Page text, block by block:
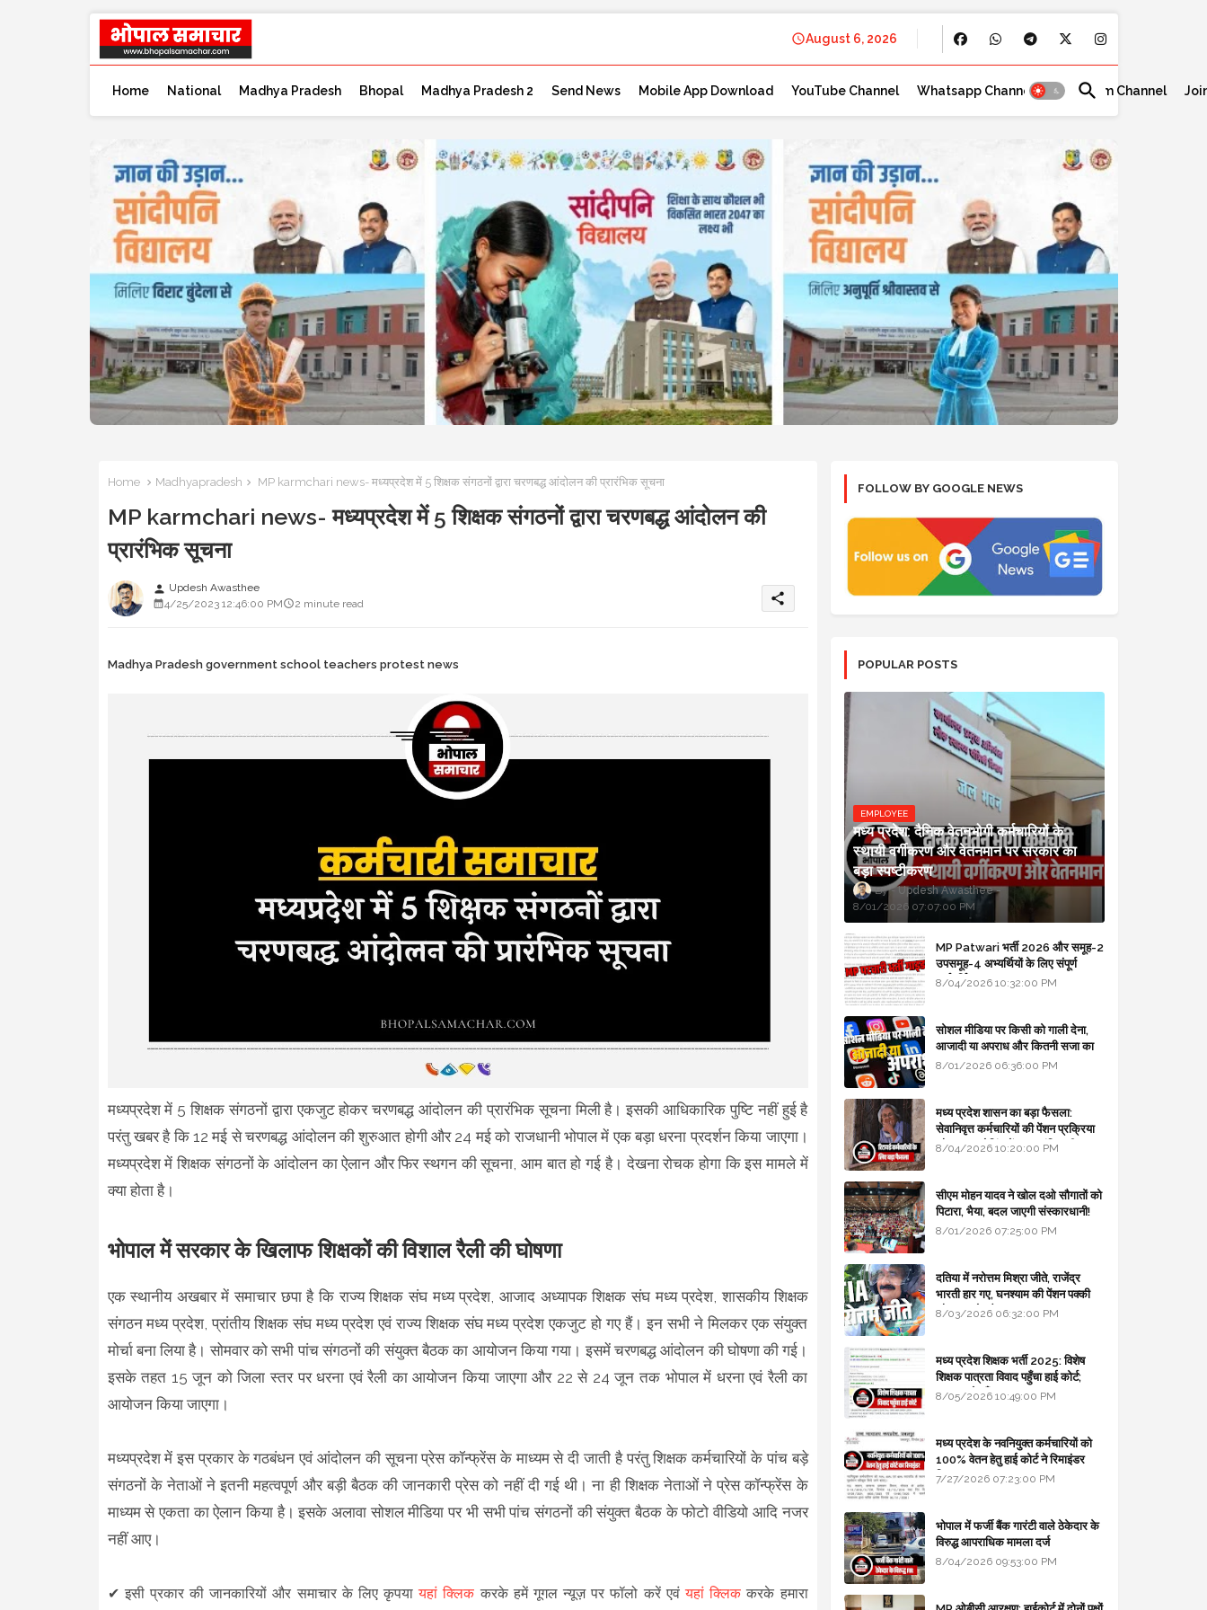
August 6, 2026
Home National Madhya Pradesh Bhopal Madhya Pradesh 2 Send News Mobile App Download YouTube Channel Whatsapp Channel Telegram Channel
Home Madhyapradesh MP karmchari news- मध्यप्रदेश में 5 शिक्षक संगठनों द्वारा चरणबद्ध आंदोलन की प्रारंभिक सूचना
MP karmchari news- मध्यप्रदेश में 5 शिक्षक संगठनों द्वारा चरणबद्ध आंदोलन की
प्रारंभिक सूचना
person Updesh Awasthee
4/25/2023 12:46:00 PM
2 minute read share
Madhya Pradesh government school teachers protest news
मध्यप्रदेश में 5 शिक्षक संगठनों द्वारा एकजुट होकर चरणबद्ध आंदोलन की प्रारंभिक सूचना मिली है। इसकी आधिकारिक पुष्टि नहीं हुई है
परंतु खबर है कि 12 मई से चरणबद्ध आंदोलन की शुरुआत होगी और 24 मई को राजधानी भोपाल में एक बड़ा धरना प्रदर्शन किया जाएगा।
मध्यप्रदेश में शिक्षक संगठनों के आंदोलन का ऐलान और फिर स्थगन की सूचना, आम बात हो गई है। देखना रोचक होगा कि इस मामले में
क्या होता है।
भोपाल में सरकार के खिलाफ शिक्षकों की विशाल रैली की घोषणा
एक स्थानीय अखबार में समाचार छपा है कि राज्य शिक्षक संघ मध्य प्रदेश, आजाद अध्यापक शिक्षक संघ मध्य प्रदेश, शासकीय शिक्षक
संगठन मध्य प्रदेश, प्रांतीय शिक्षक संघ मध्य प्रदेश एवं राज्य शिक्षक संघ मध्य प्रदेश एकजुट हो गए हैं। इन सभी ने मिलकर एक संयुक्त
मोर्चा बना लिया है। सोमवार को सभी पांच संगठनों की संयुक्त बैठक का आयोजन किया गया। इसमें चरणबद्ध आंदोलन की घोषणा की गई।
इसके तहत 15 जून को जिला स्तर पर धरना एवं रैली का आयोजन किया जाएगा और 22 से 24 जून तक भोपाल में धरना एवं रैली का
आयोजन किया जाएगा।
मध्यप्रदेश में इस प्रकार के गठबंधन एवं आंदोलन की सूचना प्रेस कॉन्फ्रेंस के माध्यम से दी जाती है परंतु शिक्षक कर्मचारियों के पांच बड़े
संगठनों के नेताओं ने इतनी महत्वपूर्ण और बड़ी बैठक की जानकारी प्रेस को नहीं दी गई थी। ना ही शिक्षक नेताओं ने प्रेस कॉन्फ्रेंस के
माध्यम से एकता का ऐलान किया है। इसके अलावा सोशल मीडिया पर भी सभी पांच संगठनों की संयुक्त बैठक के फोटो वीडियो आदि नजर
नहीं आए।
✔ इसी प्रकार की जानकारियों और समाचार के लिए कृपयायहां क्लिक करके हमें गूगल न्यूज़ पर फॉलो करें एवंयहां क्लिक करके हमारा
FOLLOW BY GOOGLE NEWS
POPULAR POSTS
EMPLOYEE
मध्य प्रदेश: दैनिक वेतनभोगी कर्मचारियों के
स्थायी वर्गीकरण और वेतनमान पर सरकार का
बड़ा स्पष्टीकरण
Updesh Awasthee
8/01/2026 07:07:00 PM
MP Patwari भर्ती 2026 और समूह-2
उपसमूह-4 अभ्यर्थियों के लिए संपूर्ण
मार्गदर्शिका
8/04/2026 10:32:00 PM
सोशल मीडिया पर किसी को गाली देना,
आजादी या अपराध और कितनी सजा का
प्रावधान - free legal advice
8/01/2026 06:36:00 PM
मध्य प्रदेश शासन का बड़ा फैसला:
सेवानिवृत्त कर्मचारियों की पेंशन प्रक्रिया
और बजट कोडिंग में हुए क्रांतिकारी
8/04/2026 10:20:00 PM
सीएम मोहन यादव ने खोल दओ सौगातों को
पिटारा, भैया, बदल जाएगी संस्कारधानी!
8/01/2026 07:25:00 PM
दतिया में नरोत्तम मिश्रा जीते, राजेंद्र
भारती हार गए, घनश्याम की पेंशन पक्की
और आशुतोष बैक टू...
8/03/2026 06:32:00 PM
मध्य प्रदेश शिक्षक भर्ती 2025: विशेष
शिक्षक पात्रता विवाद पहुँचा हाई कोर्ट;
सरकार से माँगा जवाब
8/05/2026 10:49:00 PM
मध्य प्रदेश के नवनियुक्त कर्मचारियों को
100% वेतन हेतु हाई कोर्ट ने रिमाइंडर
लिखा
7/27/2026 07:23:00 PM
भोपाल में फर्जी बैंक गारंटी वाले ठेकेदार के
विरुद्ध आपराधिक मामला दर्ज
8/04/2026 09:53:00 PM